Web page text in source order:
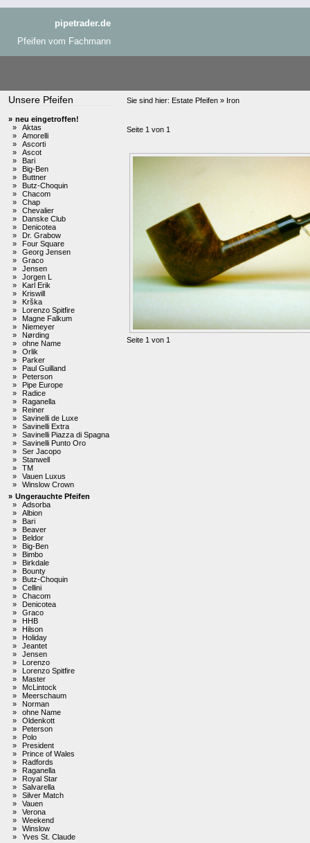
pipetrader.de
Pfeifen vom Fachmann
Unsere Pfeifen
» neu eingetroffen!
»
Aktas
»
Amorelli
»
Ascorti
»
Ascot
»
Bari
»
Big-Ben
»
Buttner
»
Butz-Choquin
»
Chacom
»
Chap
»
Chevalier
»
Danske Club
»
Denicotea
»
Dr. Grabow
»
Four Square
»
Georg Jensen
»
Graco
»
Jensen
»
Jorgen L
»
Karl Erik
»
Kriswill
»
Krška
»
Lorenzo Spitfire
»
Magne Falkum
»
Niemeyer
»
Nørding
»
ohne Name
»
Orlik
»
Parker
»
Paul Guilland
»
Peterson
»
Pipe Europe
»
Radice
»
Raganella
»
Reiner
»
Savinelli de Luxe
»
Savinelli Extra
»
Savinelli Piazza di Spagna
»
Savinelli Punto Oro
»
Ser Jacopo
»
Stanwell
»
TM
»
Vauen Luxus
»
Winslow Crown
» Ungerauchte Pfeifen
»
Adsorba
»
Albion
»
Bari
»
Beaver
»
Beldor
»
Big-Ben
»
Bimbo
»
Birkdale
»
Bounty
»
Butz-Choquin
»
Cellini
»
Chacom
»
Denicotea
»
Graco
»
HHB
»
Hilson
»
Holiday
»
Jeantet
»
Jensen
»
Lorenzo
»
Lorenzo Spitfire
»
Master
»
McLintock
»
Meerschaum
»
Norman
»
ohne Name
»
Oldenkott
»
Peterson
»
Polo
»
President
»
Prince of Wales
»
Radfords
»
Raganella
»
Royal Star
»
Salvarella
»
Silver Match
»
Vauen
»
Verona
»
Weekend
»
Winslow
»
Yves St. Claude
Sie sind hier: Estate Pfeifen » Iron
Seite 1 von 1
Seite 1 von 1